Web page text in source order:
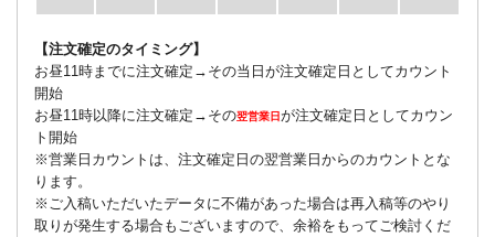
【注文確定のタイミング】
お昼11時までに注文確定→その当日が注文確定日としてカウント
開始
お昼11時以降に注文確定→その翌営業日が注文確定日としてカウン
ト開始
※営業日カウントは、注文確定日の翌営業日からのカウントとな
ります。
※ご入稿いただいたデータに不備があった場合は再入稿等のやり
取りが発生する場合もございますので、余裕をもってご検討くだ